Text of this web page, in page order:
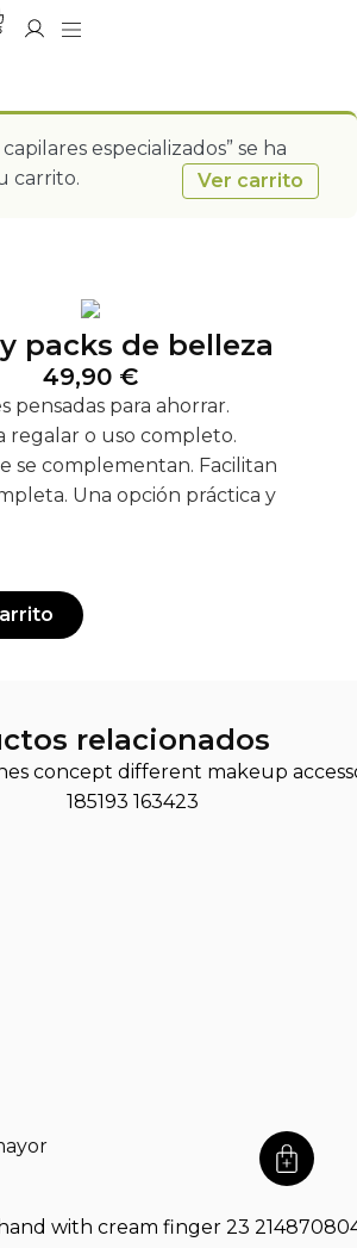
especializados” se ha
carrito.
Ver carrito
packs de belleza
49,90 €
pensadas para ahorrar.
regalar o uso completo.
se complementan. Facilitan
Una opción práctica y
relacionados